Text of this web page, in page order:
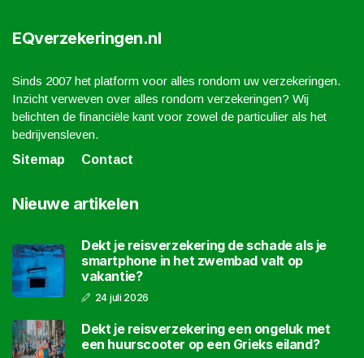
EQverzekeringen.nl
Sinds 2007 het platform voor alles rondom uw verzekeringen.
Inzicht verweven over alles rondom verzekeringen? Wij
belichten de financiële kant voor zowel de particulier als het
bedrijvensleven.
Sitemap
Contact
Nieuwe artikelen
Dekt je reisverzekering de schade als je
smartphone in het zwembad valt op
vakantie?
24 juli 2026
Dekt je reisverzekering een ongeluk met
een huurscooter op een Grieks eiland?